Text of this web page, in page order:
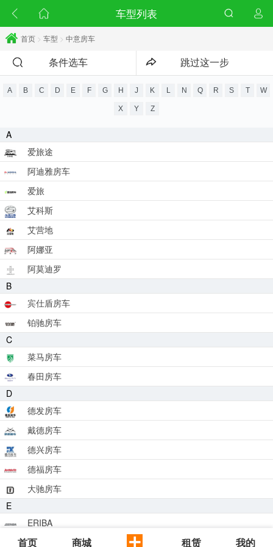
车型列表
首页 > 车型 > 中意房车
条件选车 跳过这一步
A B C D E F G H J K L N Q R S T W
X Y Z
A
爱旅途
阿迪雅房车
爱旅
艾科斯
艾营地
阿娜亚
阿莫迪罗
B
宾仕盾房车
铂驰房车
C
菜马房车
春田房车
D
德发房车
戴德房车
德兴房车
德福房车
大驰房车
E
ERIBA
首页 商城 租赁 我的